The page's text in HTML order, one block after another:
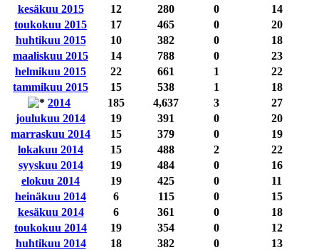
kesäkuu 2015
12 280 0
14
toukokuu 2015
17 465 0
20
huhtikuu 2015
10 382 0
18
maaliskuu 2015
14 788 0
23
helmikuu 2015
22 661 1
22
tammikuu 2015
15 538 1
18
2014
185 4,637 3
27
joulukuu 2014
19 391 0
20
marraskuu 2014
15 379 0
19
lokakuu 2014
15 488 2
22
syyskuu 2014
19 484 0
16
elokuu 2014
19 425 0
11
heinäkuu 2014
6 115 0
15
kesäkuu 2014
6 361 0
18
toukokuu 2014
19 354 0
12
huhtikuu 2014
18 382 0
13